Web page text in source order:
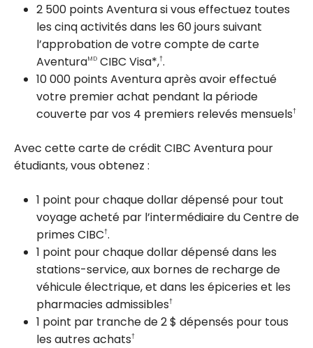
2 500 points Aventura si vous effectuez toutes
les cinq activités dans les 60 jours suivant
l’approbation de votre compte de carte
AventuraMD CIBC Visa*,†.
10 000 points Aventura après avoir effectué
votre premier achat pendant la période
couverte par vos 4 premiers relevés mensuels†
Avec cette carte de crédit CIBC Aventura pour
étudiants, vous obtenez :
1 point pour chaque dollar dépensé pour tout
voyage acheté par l’intermédiaire du Centre de
primes CIBC†.
1 point pour chaque dollar dépensé dans les
stations-service, aux bornes de recharge de
véhicule électrique, et dans les épiceries et les
pharmacies admissibles†
1 point par tranche de 2 $ dépensés pour tous
les autres achats†